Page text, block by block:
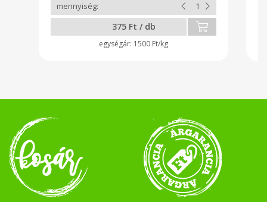
375 Ft / db
1500 Ft/kg